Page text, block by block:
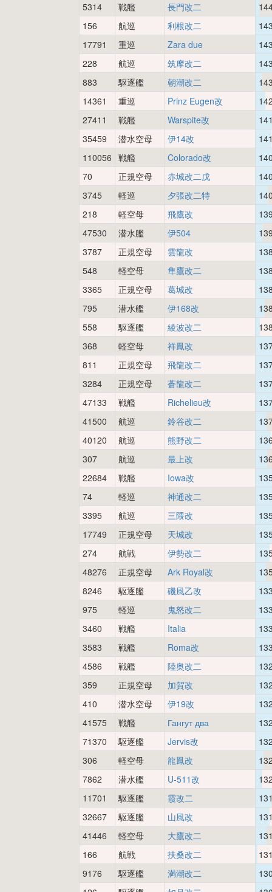
5314
戦艦 長門改二
156
航巡 利根改二
17791
重巡 Zara due
228
航巡 筑摩改二
883
駆逐艦 朝潮改二
14361
重巡 Prinz Eugen改
27411
戦艦 Warspite改
35459
潜水空母 伊14改
110056 戦艦 Colorado改
70
正規空母 赤城改二戊
3745
軽巡 夕張改二特
218
軽空母 飛鷹改
47530
潜水艦 伊504
3787
正規空母 雲龍改
548
軽空母 隼鷹改二
3365
正規空母 葛城改
795
潜水艦 伊168改
558
駆逐艦 綾波改二
368
軽空母 祥鳳改
811
正規空母 飛龍改二
3284
正規空母 蒼龍改二
47133
戦艦 Richelieu改
41500
航巡 鈴谷改二
40120
航巡 熊野改二
307
航巡 最上改
22684
戦艦 Iowa改
74
軽巡 神通改二
3395
航巡 三隈改
17749
正規空母 天城改
274
航戦 伊勢改二
48276
正規空母 Ark Royal改
8246
駆逐艦 磯風乙改
975
軽巡 鬼怒改二
3460
戦艦 Italia
3583
戦艦 Roma改
4586
戦艦 陸奥改二
359
正規空母 加賀改
410
潜水空母 伊19改
41575
戦艦 Гангут два
71370
駆逐艦 Jervis改
306
軽空母 龍鳳改
7862
潜水艦 U-511改
11701
駆逐艦 霞改二
32667
駆逐艦 山風改
41446
軽空母 大鷹改二
166
航戦 扶桑改二
9176
駆逐艦 満潮改二